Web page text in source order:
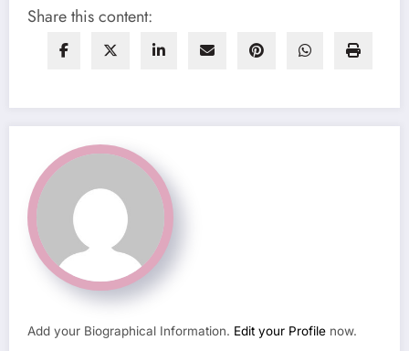
Share this content:
Add your Biographical Information. Edit your Profile now.